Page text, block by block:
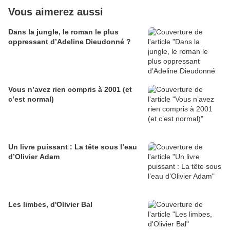
Vous aimerez aussi
Dans la jungle, le roman le plus
oppressant d’Adeline Dieudonné ?
Vous n’avez rien compris à 2001 (et
c’est normal)
Un livre puissant : La tête sous l’eau
d’Olivier Adam
Les limbes, d'Olivier Bal